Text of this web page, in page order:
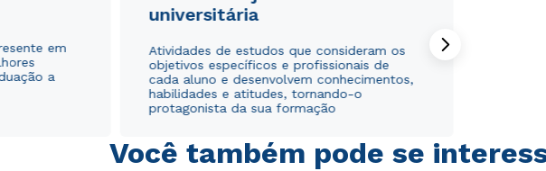
em
a
universitária
Atividades de estudos que consideram os
objetivos específicos e profissionais de
cada aluno e desenvolvem conhecimentos,
habilidades e atitudes, tornando-o
protagonista da sua formação
Você também pode se
WhatsApp
ou
WhatsApp
ou